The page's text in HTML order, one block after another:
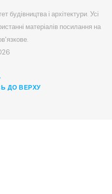
будівництва і архітектури. Усі
матеріалів посилання на
ДО ВЕРХУ